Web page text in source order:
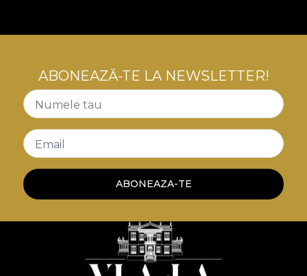
ABONEAZĂ-TE LA NEWSLETTER!
Numele tau
Email
ABONEAZA-TE